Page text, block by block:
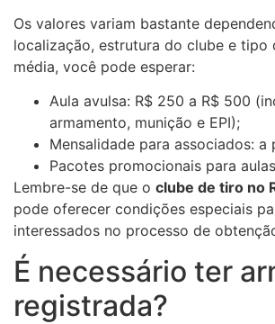
Os valores variam bastante
localização, estrutura do clube e tipo
média, você pode esperar:
Aula avulsa: R$ 250 a R$ 500
armamento, munição e EPI);
Mensalidade para associados: a
Pacotes promocionais para
Lembre-se de que o clube de tiro no
pode oferecer condições especiais
interessados no processo de
É necessário ter
registrada?